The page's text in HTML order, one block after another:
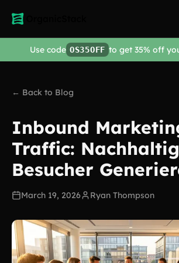
Use code OS35OFF to get 35% off
← Back to Blog
Inbound
Traffic:
Besucher
March 19, 2026 Ryan Thompson